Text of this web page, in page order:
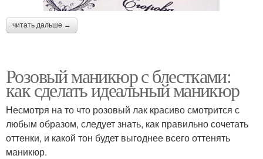
читать дальше →
Розовый маникюр с блестками:
как сделать идеальный маникюр
Несмотря на то что розовый лак красиво смотрится с
любым образом, следует знать, как правильно сочетать
оттенки, и какой тон будет выгоднее всего оттенять
маникюр.